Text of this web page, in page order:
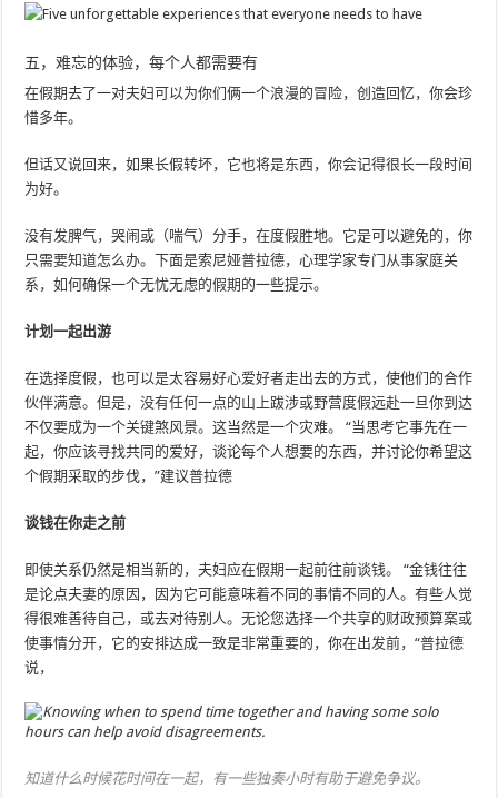
五，难忘的体验，每个人都需要有
在假期去了一对夫妇可以为你们俩一个浪漫的冒险，创造回忆，你会珍
惜多年。
但话又说回来，如果长假转坏，它也将是东西，你会记得很长一段时间
为好。
没有发脾气，哭闹或（喘气）分手，在度假胜地。它是可以避免的，你
只需要知道怎么办。下面是索尼娅普拉德，心理学家专门从事家庭关
系，如何确保一个无忧无虑的假期的一些提示。
计划一起出游
在选择度假，也可以是太容易好心爱好者走出去的方式，使他们的合作
伙伴满意。但是，没有任何一点的山上跋涉或野营度假远赴一旦你到达
不仅要成为一个关键煞风景。这当然是一个灾难。 “当思考它事先在一
起，你应该寻找共同的爱好，谈论每个人想要的东西，并讨论你希望这
个假期采取的步伐，”建议普拉德
谈钱在你走之前
即使关系仍然是相当新的，夫妇应在假期一起前往前谈钱。 “金钱往往
是论点夫妻的原因，因为它可能意味着不同的事情不同的人。有些人觉
得很难善待自己，或去对待别人。无论您选择一个共享的财政预算案或
使事情分开，它的安排达成一致是非常重要的，你在出发前，“普拉德
说，
知道什么时候花时间在一起，有一些独奏小时有助于避免争议。